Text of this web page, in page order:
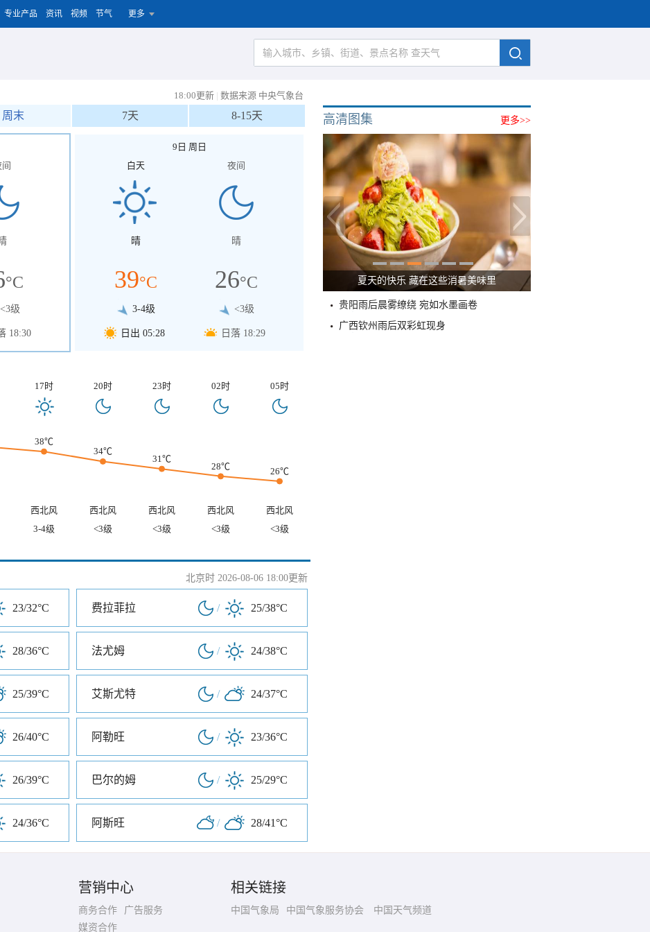
专业产品 资讯 视频 节气 更多
18:00更新 | 数据来源 中央气象台
周末 7天 8-15天
°C
<3级
18:30
9日 周日
白天
晴
39°C
3-4级
日出 05:28
夜间
晴
26°C
<3级
日落 18:29
17时 20时 23时 02时 05时
38℃
34℃
31℃
28℃ 26℃
西北风 西北风 西北风 西北风
西北风
3-4级 <3级 <3级 <3级 <3级
北京时 2026-08-06 18:00更新
23/32°C 费拉菲拉 / 25/38°C
28/36°C 法尤姆 / 24/38°C
25/39°C 艾斯尤特 / 24/37°C
26/40°C 阿勒旺 / 23/36°C
26/39°C 巴尔的姆 / 25/29°C
24/36°C 阿斯旺 / 28/41°C
更多>>
高清图集
夏天的快乐 藏在这些消暑美味里
贵阳雨后晨雾缭绕 宛如水墨画卷
广西钦州雨后双彩虹现身
营销中心
商务合作
广告服务
媒资合作
相关链接
中国气象局 中国气象服务协会 中国天气频道